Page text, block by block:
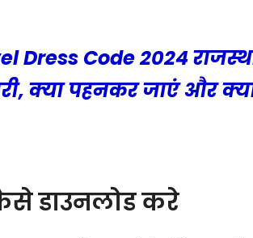
Dress Code 2024
क्या पहनकर जाएं और
डाउनलोड करे